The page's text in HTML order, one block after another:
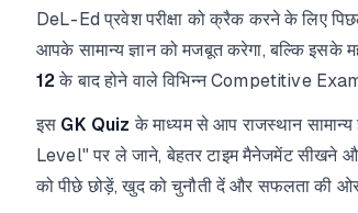
DeL-Ed प्रवेश परीक्षा को क्रैक करने के लिए
आपके सामान्य ज्ञान को मजबूत करेगा, बल्कि इसके
12के बाद होने वाले विभिन्न Competitive
इस GK Quiz के माध्यम से आप राजस्थान सामान्य
Level" पर ले जाने, बेहतर टाइम मैनेजमेंट सीखने
को पीछे छोड़ें, खुद को चुनौती दें और सफलता